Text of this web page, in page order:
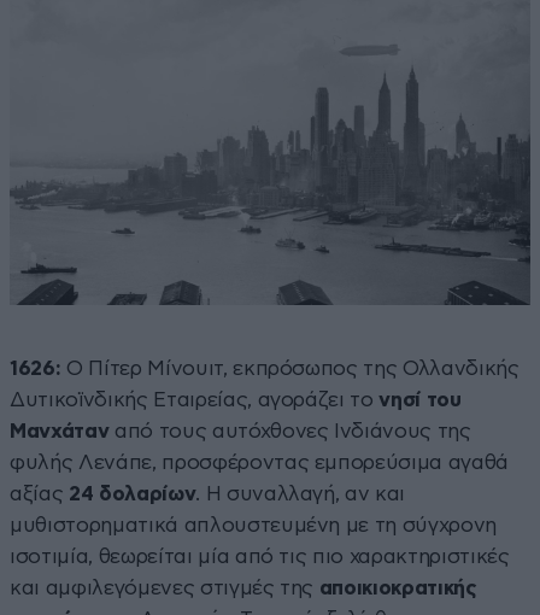
1626: Ο Πίτερ Μίνουιτ, εκπρόσωπος της Ολλανδικής
Δυτικοϊνδικής Εταιρείας, αγοράζει τονησί του
Μανχάταναπό τους αυτόχθονες Ινδιάνους της
φυλής Λενάπε, προσφέροντας εμπορεύσιμα αγαθά
αξίας 24 δολαρίων. Η συναλλαγή, αν και
μυθιστορηματικά απλουστευμένη με τη σύγχρονη
ισοτιμία, θεωρείται μία από τις πιο χαρακτηριστικές
και αμφιλεγόμενες στιγμές της αποικιοκρατικής